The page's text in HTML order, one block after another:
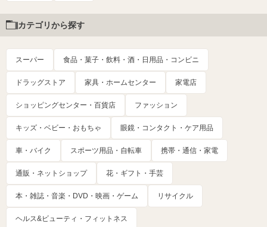
カテゴリから探す
スーパー 食品・菓子・飲料・酒・日用品・コンビニ
ドラッグストア 家具・ホームセンター 家電店
ショッピングセンター・百貨店 ファッション
キッズ・ベビー・おもちゃ 眼鏡・コンタクト・ケア用品
車・バイク スポーツ用品・自転車 携帯・通信・家電
通販・ネットショップ 花・ギフト・手芸
本・雑誌・音楽・DVD・映画・ゲーム リサイクル
ヘルス&ビューティ・フィットネス